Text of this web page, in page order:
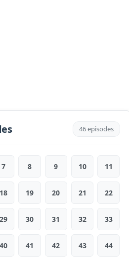
46 episodes
7 8 9 10 11
18 19 20 21 22
29 30 31 32 33
40 41 42 43 44